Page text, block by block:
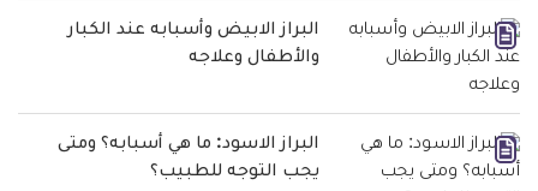
البراز الابيض وأسبابه عند الكبار
والأطفال وعلاجه
البراز الاسود: ما هي أسبابه؟ ومتى
يجب التوجه للطبيب؟